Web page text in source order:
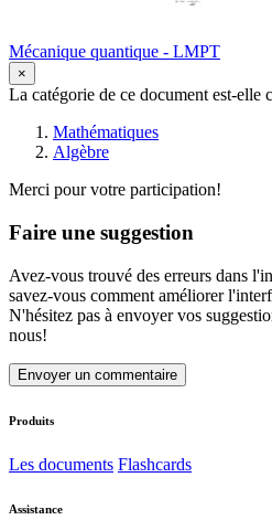
Mécanique quantique - LMPT
×
La catégorie de ce document est-elle
Mathématiques
Algèbre
Merci pour votre participation!
Faire une suggestion
Avez-vous trouvé des erreurs dans
savez-vous comment améliorer
N'hésitez pas à envoyer vos
nous!
Envoyer un commentaire
Produits
Les documents Flashcards
Assistance